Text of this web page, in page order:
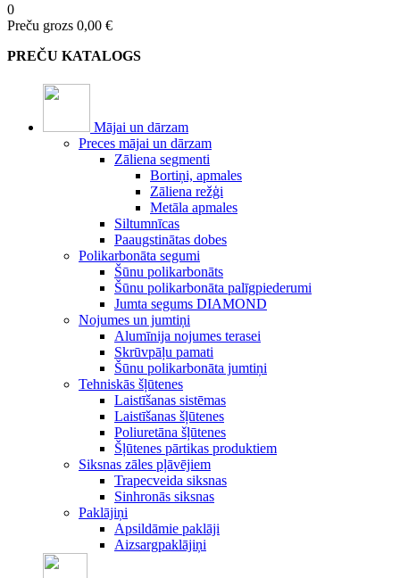
0
Preču grozs 0,00 €
PREČU KATALOGS
Mājai un dārzam
Preces mājai un dārzam
Zāliena segmenti
Bortiņi, apmales
Zāliena režģi
Metāla apmales
Siltumnīcas
Paaugstinātas dobes
Polikarbonāta segumi
Šūnu polikarbonāts
Šūnu polikarbonāta palīgpiederumi
Jumta segums DIAMOND
Nojumes un jumtiņi
Alumīnija nojumes terasei
Skrūvpāļu pamati
Šūnu polikarbonāta jumtiņi
Tehniskās šļūtenes
Laistīšanas sistēmas
Laistīšanas šļūtenes
Poliuretāna šļūtenes
Šļūtenes pārtikas produktiem
Siksnas zāles pļāvējiem
Trapecveida siksnas
Sinhronās siksnas
Paklājiņi
Apsildāmie paklāji
Aizsargpaklājiņi